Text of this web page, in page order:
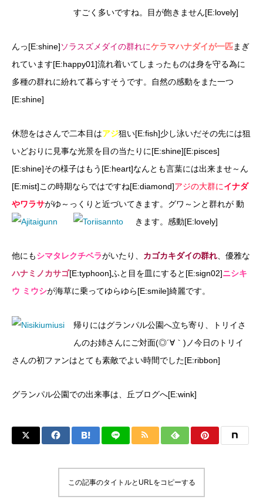
すごく多いですね。目が飽きません[E:lovely]
んっ[E:shine]ソラスズメダイの群れにケラマハナダイが一匹まぎ
れています[E:happy01]流れ着いてしまったものは身を守る為に
多種の群れに紛れて暮らすそうです。自然の感動をまた一つ
[E:shine]
休憩をはさんで二本目はアジ狙い[E:fish]少し泳いだその先には狙
いどおりに見事な光景を目の当たりに[E:shine][E:pisces]
[E:shine]その様子はもう[E:heart]なんとも言葉には出来ませ～ん
[E:mist]この時期ならではですね[E:diamond]アジの大群にイナダ
やワラサがゆ～っくりと近づいてきます。グワ～ンと群れが 動
きます。感動[E:lovely]
他にもシマタレクチベラがいたり、 カゴカキダイの群れ 、優雅な
ハナミノカサゴ[E:typhoon]ふと目を皿にすると[E:sign02]ニシキ
ウ ミウシが海草に乗ってゆらゆら[E:smile]綺麗です。
帰りにはグランパル公園へ立ち寄り、トリイさ
んのお姉さんにご対面(◎´∀｀)ノ今日のトリイ
さんの初ファンはとても素敵でよい時間でした[E:ribbon]
グランパル公園での出来事は、丘ブログへ[E:wink]
この記事のタイトルとURLをコピーする